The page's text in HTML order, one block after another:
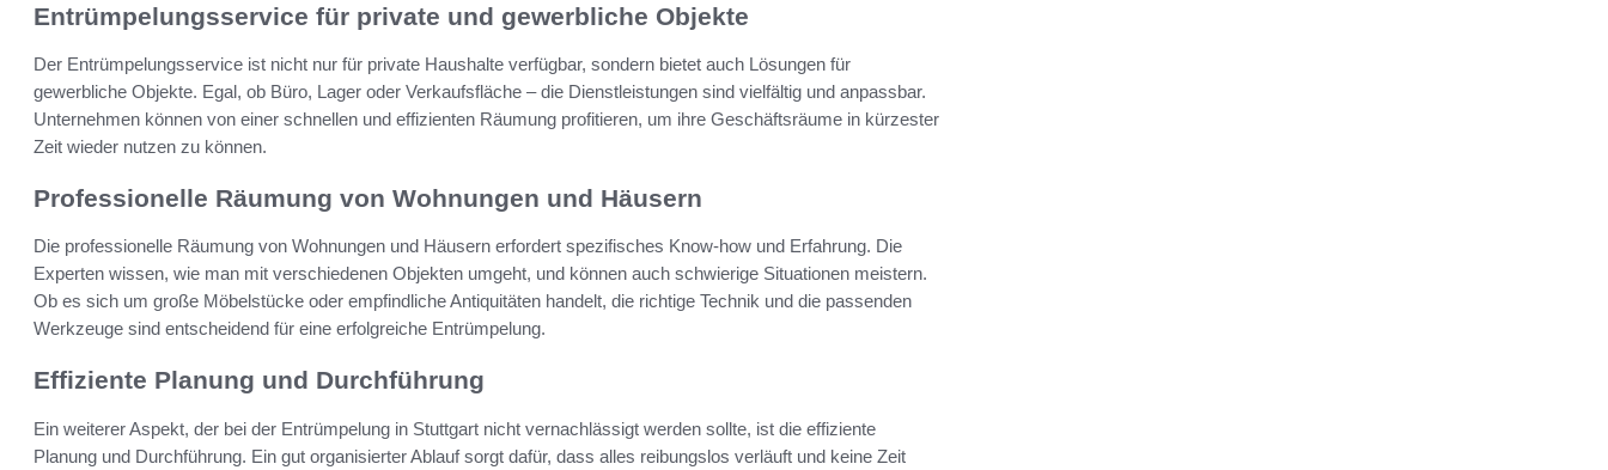
Entrümpelungsservice für private und gewerbliche Objekte
Der Entrümpelungsservice ist nicht nur für private Haushalte verfügbar, sondern bietet auch Lösungen für
gewerbliche Objekte. Egal, ob Büro, Lager oder Verkaufsfläche – die Dienstleistungen sind vielfältig und anpassbar.
Unternehmen können von einer schnellen und effizienten Räumung profitieren, um ihre Geschäftsräume in kürzester
Zeit wieder nutzen zu können.
Professionelle Räumung von Wohnungen und Häusern
Die professionelle Räumung von Wohnungen und Häusern erfordert spezifisches Know-how und Erfahrung. Die
Experten wissen, wie man mit verschiedenen Objekten umgeht, und können auch schwierige Situationen meistern.
Ob es sich um große Möbelstücke oder empfindliche Antiquitäten handelt, die richtige Technik und die passenden
Werkzeuge sind entscheidend für eine erfolgreiche Entrümpelung.
Effiziente Planung und Durchführung
Ein weiterer Aspekt, der bei der Entrümpelung in Stuttgart nicht vernachlässigt werden sollte, ist die effiziente
Planung und Durchführung. Ein gut organisierter Ablauf sorgt dafür, dass alles reibungslos verläuft und keine Zeit